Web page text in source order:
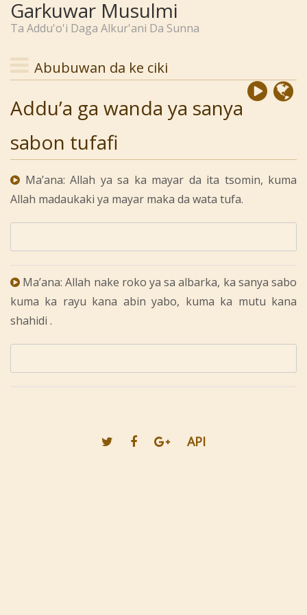
Garkuwar Musulmi
Ta Addu'o'i Daga Alkur'ani Da Sunna
Abubuwan da ke ciki
Addu’a ga wanda ya sanya
sabon tufafi
Ma’ana: Allah ya sa ka mayar da ita tsomin, kuma
Allah madaukaki ya mayar maka da wata tufa.
Ma’ana: Allah nake roko ya sa albarka, ka sanya sabo
kuma ka rayu kana abin yabo, kuma ka mutu kana
shahidi .
API